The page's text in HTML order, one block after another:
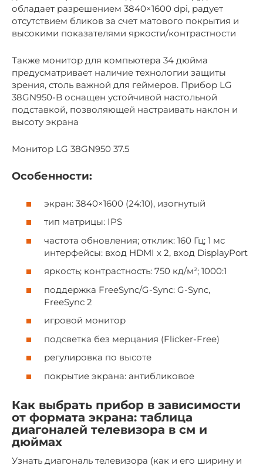
обладает разрешением 3840×1600 dpi, радует
отсутствием бликов за счет матового покрытия и
высокими показателями яркости/контрастности
Также монитор для компьютера 34 дюйма
предусматривает наличие технологии защиты
зрения, столь важной для геймеров. Прибор LG
38GN950-B оснащен устойчивой настольной
подставкой, позволяющей настраивать наклон и
высоту экрана
Монитор LG 38GN950 37.5
Особенности:
экран: 3840×1600 (24:10), изогнутый
тип матрицы: IPS
частота обновления; отклик: 160 Гц; 1 мс
интерфейсы: вход HDMI x 2, вход DisplayPort
яркость; контрастность: 750 кд/м²; 1000:1
поддержка FreeSync/G-Sync: G-Sync,
FreeSync 2
игровой монитор
подсветка без мерцания (Flicker-Free)
регулировка по высоте
покрытие экрана: антибликовое
Как выбрать прибор в зависимости
от формата экрана: таблица
диагоналей телевизора в см и
дюймах
Узнать диагональ телевизора (как и его ширину и